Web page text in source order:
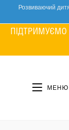
content
Розвиваючий
МЕНЮ